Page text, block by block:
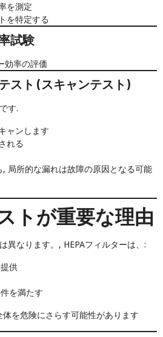
を測定
を特定する
試験
効率の評価
スト (スキャンテスト)
す.
ャンします
れる
局所的な漏れは故障の原因となる可能
トが重要な理由
異なります。, HEPAフィルターは、:
供
を満たす
を危険にさらす可能性があります